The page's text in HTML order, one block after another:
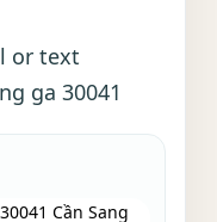
or text
ga 30041